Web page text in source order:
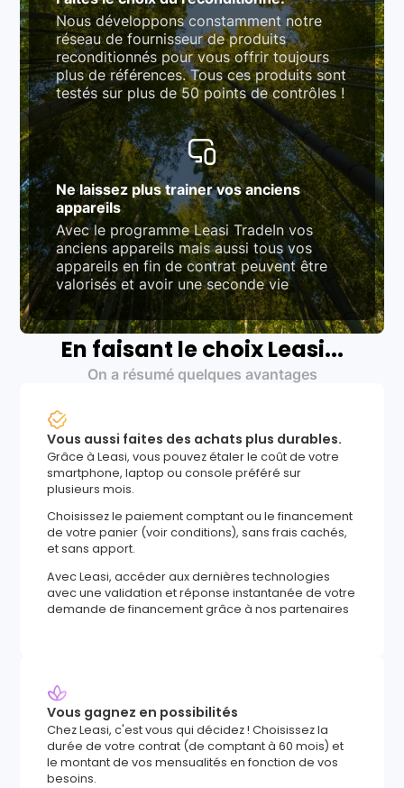
Nous développons constamment notre
réseau de fournisseur de produits
reconditionnés pour vous offrir toujours
plus de références. Tous ces produits sont
testés sur plus de 50 points de contrôles !
Ne laissez plus trainer vos anciens
appareils
Avec le programme Leasi TradeIn vos
anciens appareils mais aussi tous vos
appareils en fin de contrat peuvent être
valorisés et avoir une seconde vie
En faisant le choix Leasi...
On a résumé quelques avantages
Vous aussi faites des achats plus durables.
Grâce à Leasi, vous pouvez étaler le coût de votre
smartphone, laptop ou console préféré sur
plusieurs mois.
Choisissez le paiement comptant ou le financement
de votre panier (voir conditions), sans frais cachés,
et sans apport.
Avec Leasi, accéder aux dernières technologies
avec une validation et réponse instantanée de votre
demande de financement grâce à nos partenaires
Vous gagnez en possibilités
Chez Leasi, c'est vous qui décidez ! Choisissez la
durée de votre contrat (de comptant à 60 mois) et
le montant de vos mensualités en fonction de vos
besoins.